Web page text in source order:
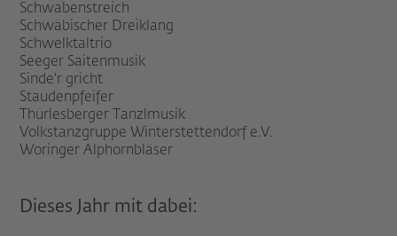
Schwabenstreich
Schwäbischer Dreiklang
Schwelktaltrio
Seeger Saitenmusik
Sinde'r gricht
Staudenpfeifer
Thürlesberger Tanzlmusik
Volkstanzgruppe Winterstettendorf e.V.
Woringer Alphornbläser
Dieses Jahr mit dabei: